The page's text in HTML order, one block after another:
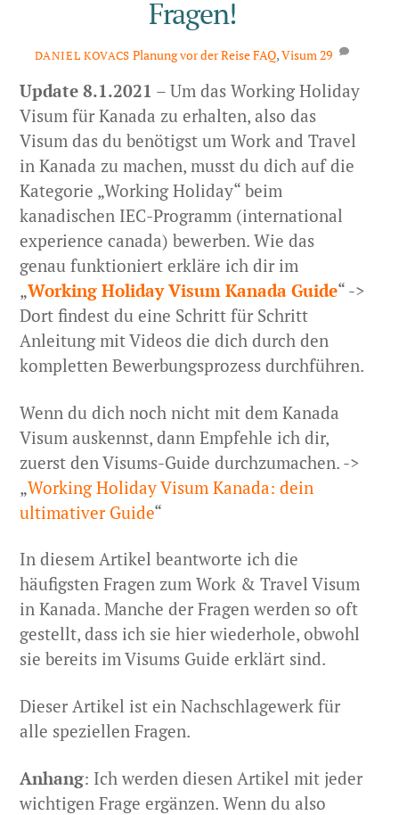
Fragen!
DANIEL KOVACS Planung vor der ReiseFAQ,Visum 29
Update 8.1.2021 – Um das Working Holiday
Visum für Kanada zu erhalten, also das
Visum das du benötigst um Work and Travel
in Kanada zu machen, musst du dich auf die
Kategorie „Working Holiday“ beim
kanadischen IEC-Programm (international
experience canada) bewerben. Wie das
genau funktioniert erkläre ich dir im
„Working Holiday Visum Kanada Guide“ ->
Dort findest du eine Schritt für Schritt
Anleitung mit Videos die dich durch den
kompletten Bewerbungsprozess durchführen.
Wenn du dich noch nicht mit dem Kanada
Visum auskennst, dann Empfehle ich dir,
zuerst den Visums-Guide durchzumachen. ->
„Working Holiday Visum Kanada: dein
ultimativer Guide“
In diesem Artikel beantworte ich die
häufigsten Fragen zum Work & Travel Visum
in Kanada. Manche der Fragen werden so oft
gestellt, dass ich sie hier wiederhole, obwohl
sie bereits im Visums Guide erklärt sind.
Dieser Artikel ist ein Nachschlagewerk für
alle speziellen Fragen.
Anhang: Ich werden diesen Artikel mit jeder
wichtigen Frage ergänzen. Wenn du also